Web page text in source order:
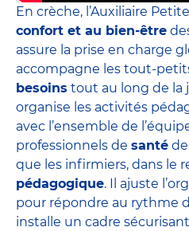
En crèche, l’Auxiliaire
confort et au bien-être
assure la prise en charge
accompagne les tout-
besoins tout au long de la
organise les activités
avec l’ensemble de
professionnels de santé de
que les infirmiers, dans le
pédagogique. Il ajuste
pour répondre au rythme
installe un cadre